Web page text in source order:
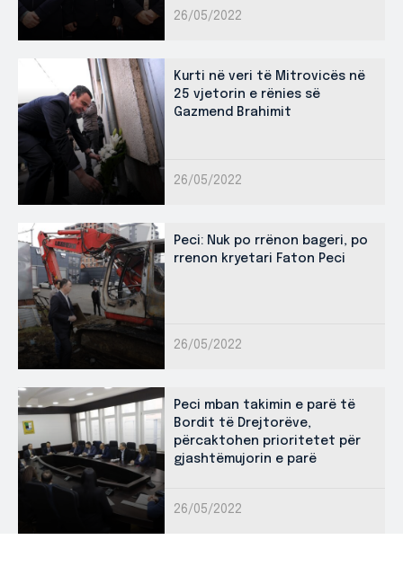
26/05/2022
Kurti në veri të Mitrovicës në
25 vjetorin e rënies së
Gazmend Brahimit
26/05/2022
Peci: Nuk po rrënon bageri, po
rrenon kryetari Faton Peci
26/05/2022
Peci mban takimin e parë të
Bordit të Drejtorëve,
përcaktohen prioritetet për
gjashtëmujorin e parë
26/05/2022